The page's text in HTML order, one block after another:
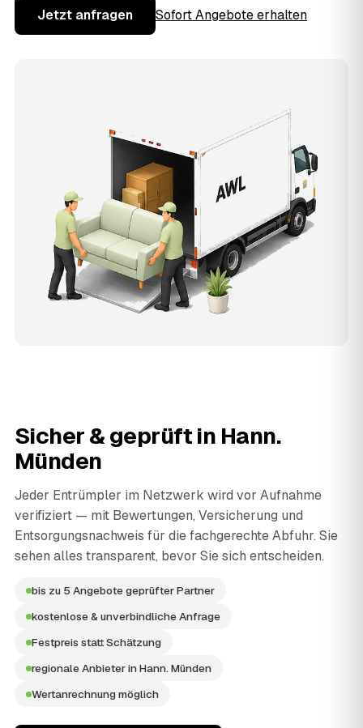
Jetzt anfragen Sofort Angebote erhalten
Sicher & geprüft in Hann.
Münden
Jeder Entrümpler im Netzwerk wird vor Aufnahme
verifiziert — mit Bewertungen, Versicherung und
Entsorgungsnachweis für die fachgerechte Abfuhr. Sie
sehen alles transparent, bevor Sie sich entscheiden.
bis zu 5 Angebote geprüfter Partner
kostenlose & unverbindliche Anfrage
Festpreis statt Schätzung
regionale Anbieter in Hann. Münden
Wertanrechnung möglich